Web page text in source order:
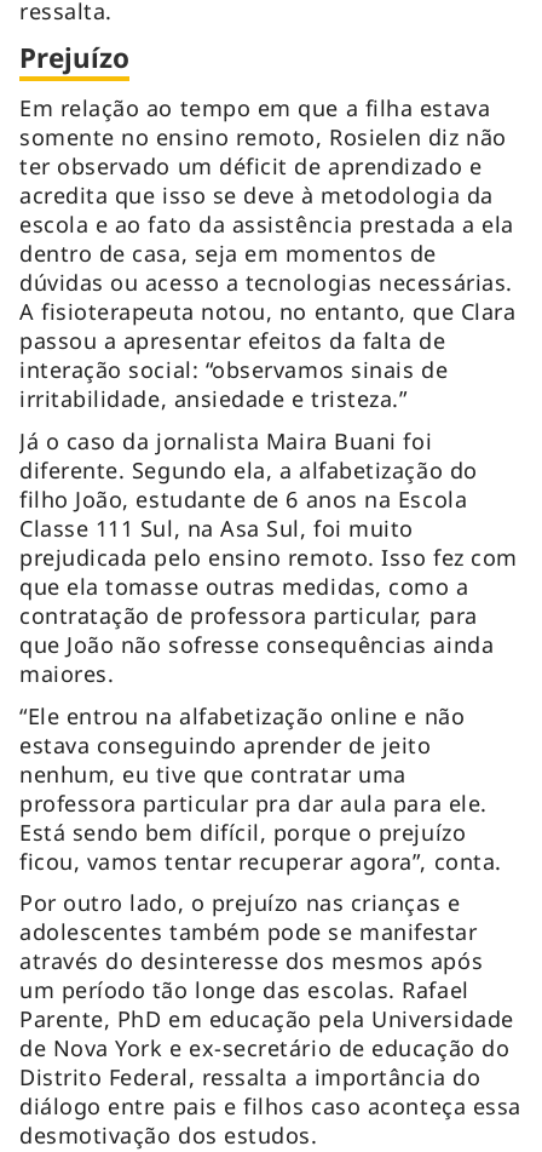
ressalta.
Prejuízo
Em relação ao tempo em que a filha estava
somente no ensino remoto, Rosielen diz não
ter observado um déficit de aprendizado e
acredita que isso se deve à metodologia da
escola e ao fato da assistência prestada a ela
dentro de casa, seja em momentos de
dúvidas ou acesso a tecnologias necessárias.
A fisioterapeuta notou, no entanto, que Clara
passou a apresentar efeitos da falta de
interação social: “observamos sinais de
irritabilidade, ansiedade e tristeza.”
Já o caso da jornalista Maira Buani foi
diferente. Segundo ela, a alfabetização do
filho João, estudante de 6 anos na Escola
Classe 111 Sul, na Asa Sul, foi muito
prejudicada pelo ensino remoto. Isso fez com
que ela tomasse outras medidas, como a
contratação de professora particular, para
que João não sofresse consequências ainda
maiores.
“Ele entrou na alfabetização online e não
estava conseguindo aprender de jeito
nenhum, eu tive que contratar uma
professora particular pra dar aula para ele.
Está sendo bem difícil, porque o prejuízo
ficou, vamos tentar recuperar agora”, conta.
Por outro lado, o prejuízo nas crianças e
adolescentes também pode se manifestar
através do desinteresse dos mesmos após
um período tão longe das escolas. Rafael
Parente, PhD em educação pela Universidade
de Nova York e ex-secretário de educação do
Distrito Federal, ressalta a importância do
diálogo entre pais e filhos caso aconteça essa
desmotivação dos estudos.